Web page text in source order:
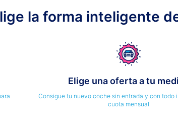
la forma inteligente
Elige una oferta a tu
Consigue tu nuevo coche sin entrada y con todo
cuota mensual